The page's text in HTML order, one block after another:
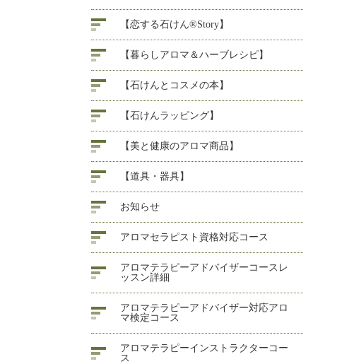
【恋する石けん®Story】
【暮らしアロマ＆ハーブレシピ】
【石けんとコスメの本】
【石けんラッピング】
【美と健康のアロマ商品】
【道具・器具】
お知らせ
アロマセラピスト資格対応コース
アロマテラピーアドバイザーコースレ
ッスン詳細
アロマテラピーアドバイザー対応アロ
マ検定コース
アロマテラピーインストラクターコー
ス